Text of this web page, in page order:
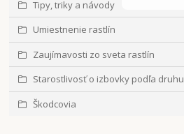
Tipy, triky a návody
Umiestnenie rastlín
Zaujímavosti zo sveta rastlín
Starostlivosť o izbovky podľa druhu
Škodcovia